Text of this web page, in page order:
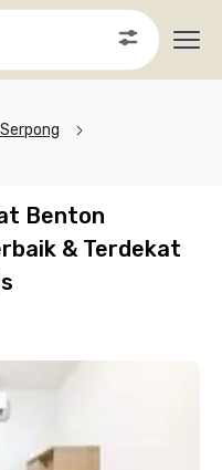
Benton
& Terdekat